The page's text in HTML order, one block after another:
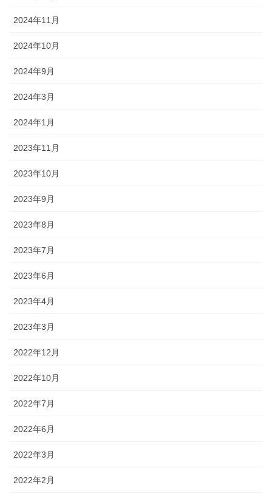
2024年11月
2024年10月
2024年9月
2024年3月
2024年1月
2023年11月
2023年10月
2023年9月
2023年8月
2023年7月
2023年6月
2023年4月
2023年3月
2022年12月
2022年10月
2022年7月
2022年6月
2022年3月
2022年2月